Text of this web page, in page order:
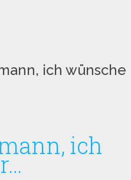
ich wünsche
ich